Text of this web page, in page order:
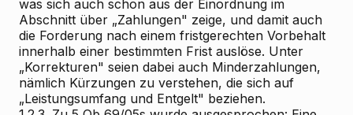
was sich auch schon aus der Einordnung im
Abschnitt über „Zahlungen" zeige, und damit auch
die Forderung nach einem fristgerechten Vorbehalt
innerhalb einer bestimmten Frist auslöse. Unter
„Korrekturen" seien dabei auch Minderzahlungen,
nämlich Kürzungen zu verstehen, die sich auf
„Leistungsumfang und Entgelt" beziehen.